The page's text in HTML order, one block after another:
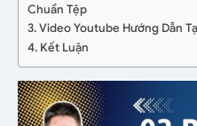
Chuẩn Tệp
3. Video Youtube Hướng Dẫn
4. Kết Luận